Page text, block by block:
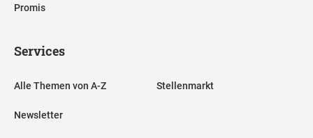
Promis
Services
Alle Themen von A-Z
Newsletter
Stellenmarkt